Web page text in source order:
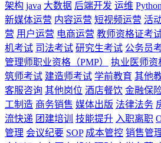
架构 java 大数据 后端开发 运维 Python
新媒体运营 内容运营 短视频运营 活
营 用户运营 电商运营 教师资格证考
机考试 司法考试 研究生考试 公务员
管理师职业资格（PMP）
执业医师资
筑师考试 建造师考试 学前教育 其他
客服咨询 其他岗位 酒店餐饮 金融保
工制造 商务销售 媒体出版 法律法务
流快递 团建培训 技能提升 入职离职
管理 会议纪要 SOP 成本管控 销售管